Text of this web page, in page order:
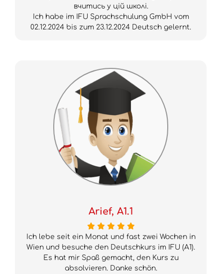
вчитись у цій школі.
Ich habe im IFU Sprachschulung GmbH vom
02.12.2024 bis zum 23.12.2024 Deutsch gelernt.
Arief, A1.1
Ich lebe seit ein Monat und fast zwei Wochen in
Wien und besuche den Deutschkurs im IFU (A1).
Es hat mir Spaß gemacht, den Kurs zu
absolvieren. Danke schön.